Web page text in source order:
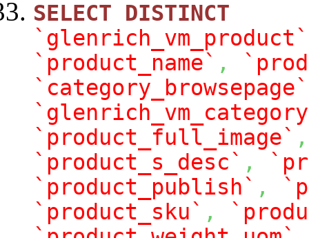
SELECT
DISTINCT
`glenrich_vm_product`
`product_name` ,
`category_browsepage`
`product_full_image` ,
`product_s_desc` ,
`product_publish` ,
`product_sku` ,